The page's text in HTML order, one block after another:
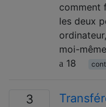
comment
les deux
moi-
18
3